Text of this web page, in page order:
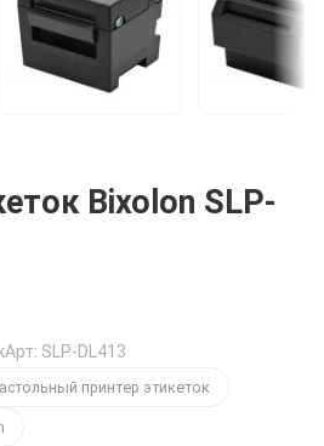
Bixolon SLP-
Арт: SLP-DL413
принтер этикеток